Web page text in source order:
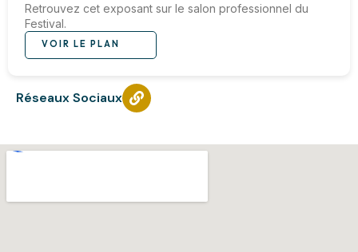
Retrouvez cet exposant sur le salon professionnel du
Festival.
VOIR LE PLAN
Réseaux Sociaux